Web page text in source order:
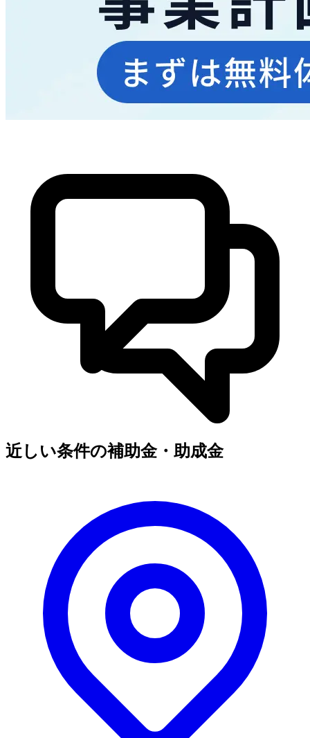
近しい条件の補助金・助成金